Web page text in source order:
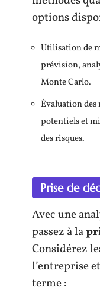
options
Utilisation de
prévision,
Monte Carlo.
Évaluation
potentiels et
des risques.
Prise de
Avec une
passez à la
Considérez
l’entreprise
terme :